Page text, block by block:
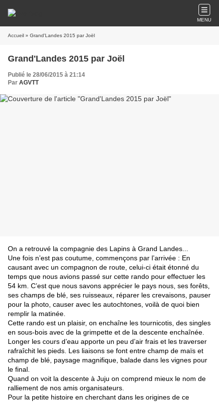
MENU
Accueil » Grand'Landes 2015 par Joël
Grand'Landes 2015 par Joël
Publié le 28/06/2015 à 21:14
Par AGVTT
On a retrouvé la compagnie des Lapins à Grand Landes...
Une fois n’est pas coutume, commençons par l’arrivée : En
causant avec un compagnon de route, celui-ci était étonné du
temps que nous avions passé sur cette rando pour effectuer les
54 km. C’est que nous savons apprécier le pays nous, ses forêts,
ses champs de blé, ses ruisseaux, réparer les crevaisons, pauser
pour la photo, causer avec les autochtones, voilà de quoi bien
remplir la matinée.
Cette rando est un plaisir, on enchaîne les tournicotis, des singles
en sous-bois avec de la grimpette et de la descente enchaînée.
Longer les cours d’eau apporte un peu d’air frais et les traverser
rafraîchit les pieds. Les liaisons se font entre champ de maïs et
champ de blé, paysage magnifique, balade dans les vignes pour
le final.
Quand on voit la descente à Juju on comprend mieux le nom de
ralliement de nos amis organisateurs.
Pour la petite histoire en cherchant dans les origines de ce